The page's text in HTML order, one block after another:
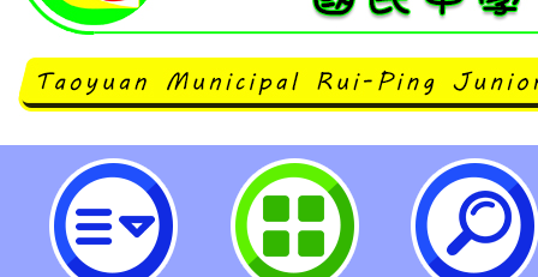
市府教育局檢送法務部「政府資訊
手」宣導教材-桃園市立瑞坪國民中